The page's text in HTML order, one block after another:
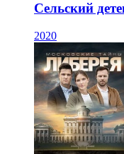
Сельский
2020